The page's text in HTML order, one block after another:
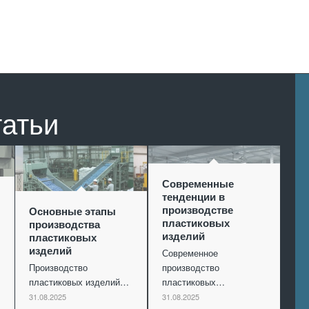
Основные этапы
производства
пластиковых
изделий
Производство
пластиковых изделий…
31.08.2025
Современные
тенденции в
производстве
пластиковых
изделий
Современное
производство
пластиковых…
31.08.2025